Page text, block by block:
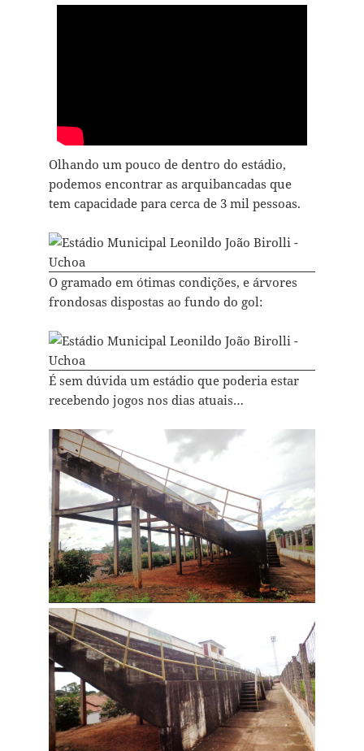
Olhando um pouco de dentro do estádio,
podemos encontrar as arquibancadas que
tem capacidade para cerca de 3 mil pessoas.
O gramado em ótimas condições, e árvores
frondosas dispostas ao fundo do gol:
É sem dúvida um estádio que poderia estar
recebendo jogos nos dias atuais…